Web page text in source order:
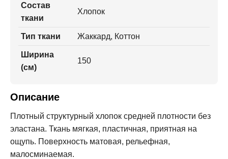
Состав
ткани
Хлопок
Тип ткани Жаккард, Коттон
Ширина
(см)
150
Описание
Плотный структурный хлопок средней плотности без
эластана. Ткань мягкая, пластичная, приятная на
ощупь. Поверхность матовая, рельефная,
малосминаемая.